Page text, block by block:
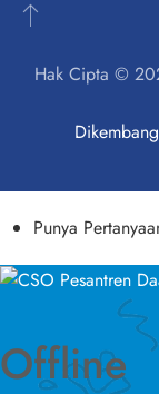
Hak Cipta ©
Punya
Offline